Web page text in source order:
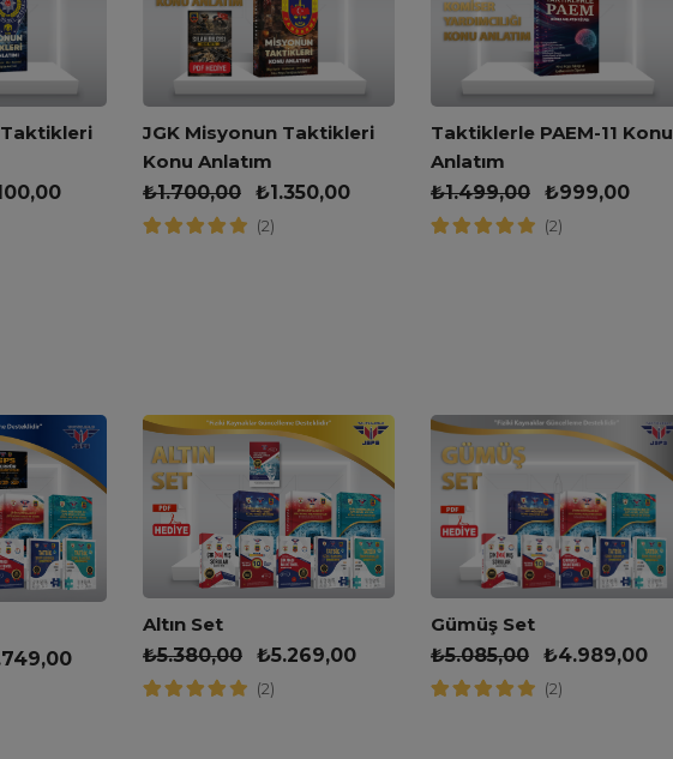
Taktikleri
JGK Misyonun Taktikleri
Konu Anlatım
₺1.700,00 ₺1.350,00
(2)
Taktiklerle PAEM-11 Konu
Anlatım
₺1.499,00 ₺999,00
(2)
Altın Set
₺5.380,00 ₺5.269,00
(2)
Gümüş Set
₺5.085,00 ₺4.989,00
(2)